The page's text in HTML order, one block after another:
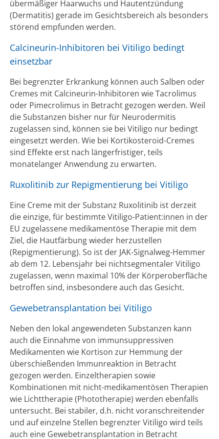
übermäßiger Haarwuchs und Hautentzündung
(Dermatitis) gerade im Gesichtsbereich als besonders
störend empfunden werden.
Calcineurin-Inhibitoren bei Vitiligo bedingt
einsetzbar
Bei begrenzter Erkrankung können auch Salben oder
Cremes mit Calcineurin-Inhibitoren wie Tacrolimus
oder Pimecrolimus in Betracht gezogen werden. Weil
die Substanzen bisher nur für Neurodermitis
zugelassen sind, können sie bei Vitiligo nur bedingt
eingesetzt werden. Wie bei Kortikosteroid-Cremes
sind Effekte erst nach längerfristiger, teils
monatelanger Anwendung zu erwarten.
Ruxolitinib zur Repigmentierung bei Vitiligo
Eine Creme mit der Substanz Ruxolitinib ist derzeit
die einzige, für bestimmte Vitiligo-Patient:innen in der
EU zugelassene medikamentöse Therapie mit dem
Ziel, die Hautfärbung wieder herzustellen
(Repigmentierung). So ist der JAK-Signalweg-Hemmer
ab dem 12. Lebensjahr bei nichtsegmentaler Vitiligo
zugelassen, wenn maximal 10% der Körperoberfläche
betroffen sind, insbesondere auch das Gesicht.
Gewebetransplantation bei Vitiligo
Neben den lokal angewendeten Substanzen kann
auch die Einnahme von immunsuppressiven
Medikamenten wie Kortison zur Hemmung der
überschießenden Immunreaktion in Betracht
gezogen werden. Einzeltherapien sowie
Kombinationen mit nicht-medikamentösen Therapien
wie Lichttherapie (Phototherapie) werden ebenfalls
untersucht. Bei stabiler, d.h. nicht voranschreitender
und auf einzelne Stellen begrenzter Vitiligo wird teils
auch eine Gewebetransplantation in Betracht